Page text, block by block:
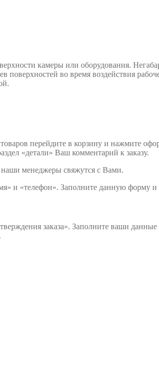
камеры или оборудования.
во время воздействия
перейдите в корзину и нажмите
«детали» Ваш комментарий к заказу.
наши менеджеры свяжутся с Вами.
и «телефон». Заполните данную форму
заказа». Заполните ваши